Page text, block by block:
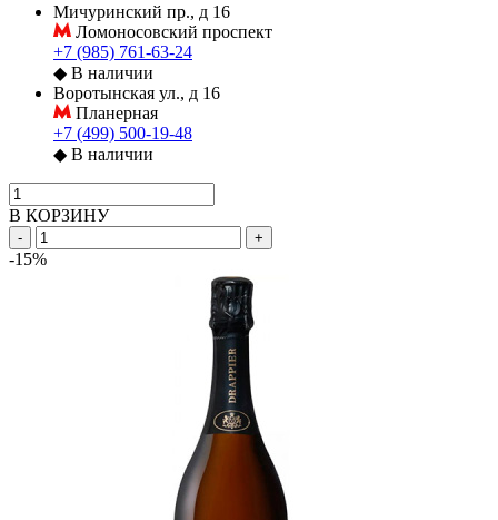
Мичуринский пр., д 16
Ломоносовский проспект
+7 (985) 761-63-24
◆ В наличии
Воротынская ул., д 16
Планерная
+7 (499) 500-19-48
◆ В наличии
В КОРЗИНУ
- +
-15%